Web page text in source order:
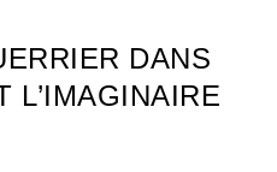
DANS
L’IMAGINAIRE